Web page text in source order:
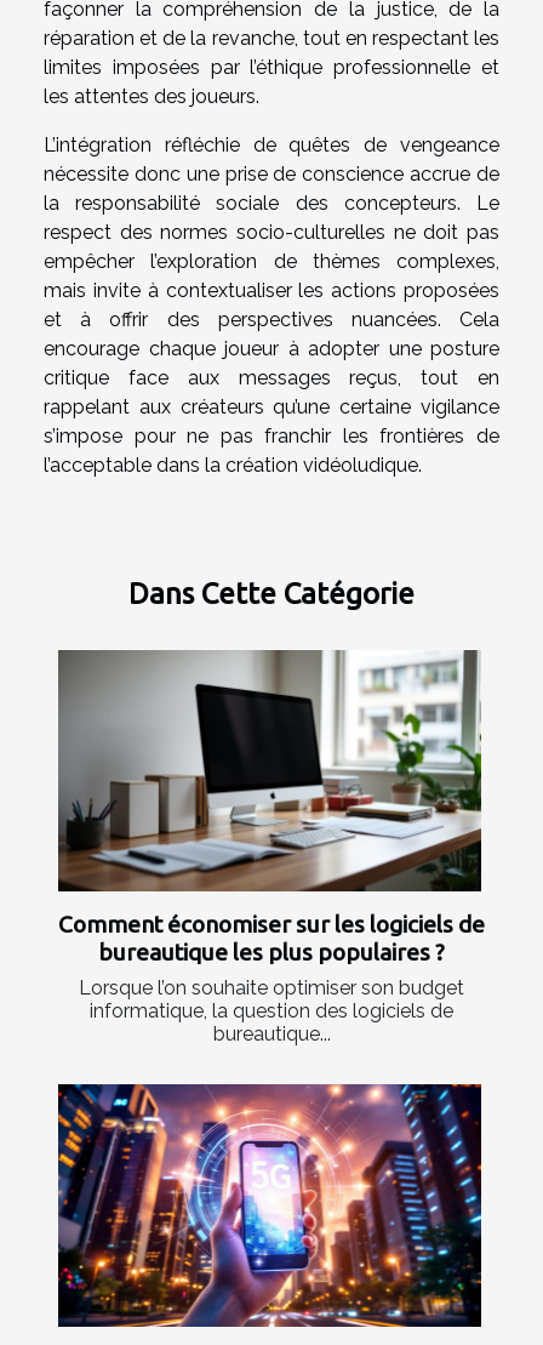
façonner la compréhension de la justice, de la
réparation et de la revanche, tout en respectant les
limites imposées par l’éthique professionnelle et
les attentes des joueurs.
L’intégration réfléchie de quêtes de vengeance
nécessite donc une prise de conscience accrue de
la responsabilité sociale des concepteurs. Le
respect des normes socio-culturelles ne doit pas
empêcher l’exploration de thèmes complexes,
mais invite à contextualiser les actions proposées
et à offrir des perspectives nuancées. Cela
encourage chaque joueur à adopter une posture
critique face aux messages reçus, tout en
rappelant aux créateurs qu’une certaine vigilance
s’impose pour ne pas franchir les frontières de
l’acceptable dans la création vidéoludique.
Dans Cette Catégorie
Comment économiser sur les logiciels de
bureautique les plus populaires ?
Lorsque l’on souhaite optimiser son budget
informatique, la question des logiciels de
bureautique...